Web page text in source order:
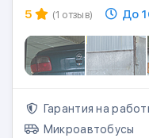
5
(1 отзыв) До
Гарантия на
Микроавтобусы